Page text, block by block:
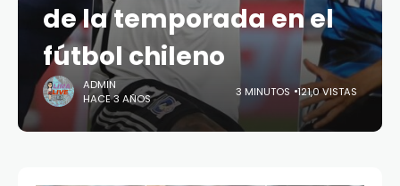
de la temporada en el
fútbol chileno
ADMIN
HACE 3 AÑOS
3 MINUTOS 121,0 VISTAS